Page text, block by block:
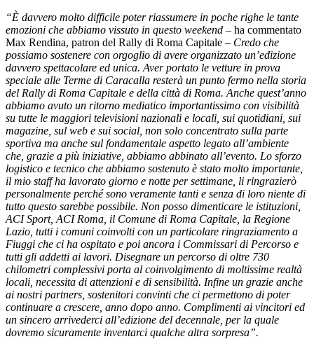
“È davvero molto difficile poter riassumere in poche righe le tante
emozioni che abbiamo vissuto in questo weekend – ha commentato
Max Rendina, patron del Rally di Roma Capitale – Credo che
possiamo sostenere con orgoglio di avere organizzato un’edizione
davvero spettacolare ed unica. Aver portato le vetture in prova
speciale alle Terme di Caracalla resterà un punto fermo nella storia
del Rally di Roma Capitale e della città di Roma. Anche quest’anno
abbiamo avuto un ritorno mediatico importantissimo con visibilità
su tutte le maggiori televisioni nazionali e locali, sui quotidiani, sui
magazine, sul web e sui social, non solo concentrato sulla parte
sportiva ma anche sul fondamentale aspetto legato all’ambiente
che, grazie a più iniziative, abbiamo abbinato all’evento. Lo sforzo
logistico e tecnico che abbiamo sostenuto è stato molto importante,
il mio staff ha lavorato giorno e notte per settimane, li ringrazierò
personalmente perché sono veramente tanti e senza di loro niente di
tutto questo sarebbe possibile. Non posso dimenticare le istituzioni,
ACI Sport, ACI Roma, il Comune di Roma Capitale, la Regione
Lazio, tutti i comuni coinvolti con un particolare ringraziamento a
Fiuggi che ci ha ospitato e poi ancora i Commissari di Percorso e
tutti gli addetti ai lavori. Disegnare un percorso di oltre 730
chilometri complessivi porta al coinvolgimento di moltissime realtà
locali, necessita di attenzioni e di sensibilità. Infine un grazie anche
ai nostri partners, sostenitori convinti che ci permettono di poter
continuare a crescere, anno dopo anno. Complimenti ai vincitori ed
un sincero arrivederci all’edizione del decennale, per la quale
dovremo sicuramente inventarci qualche altra sorpresa”.